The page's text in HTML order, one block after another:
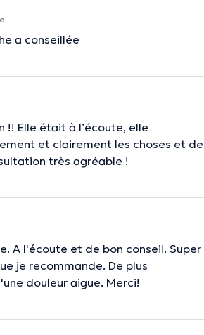
a conseillée
!! Elle était à l’écoute, elle
et clairement les choses et de
très agréable !
A l'écoute et de bon conseil. Super
je recommande. De plus
douleur aigue. Merci!